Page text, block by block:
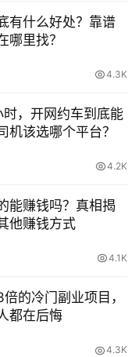
有什么好处？靠谱
哪里找？
4.3K
，开网约车到底能
机该选哪个平台？
4.2K
能赚钱吗？真相揭
他赚钱方式
4.1K
的冷门副业项目，
都在后悔
4.3K